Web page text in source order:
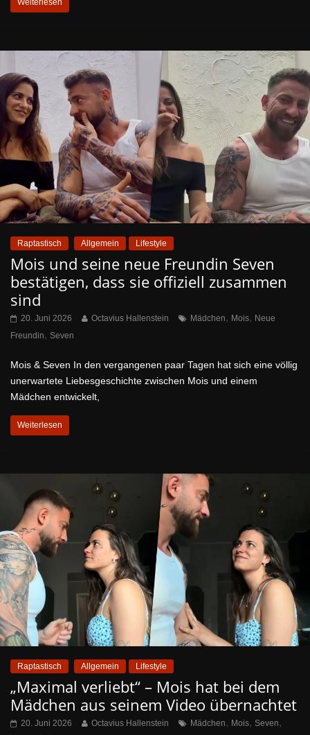
Weiterlesen
Raptastisch Allgemein Lifestyle
Mois und seine neue Freundin Seven
bestätigen, dass sie offiziell zusammen
sind
20. Juni 2026 Octavius Hallenstein Mädchen, Mois, Neue
Freundin, Seven
Mois & Seven In den vergangenen paar Tagen hat sich eine völlig
unerwartete Liebesgeschichte zwischen Mois und einem
Mädchen entwickelt,
Weiterlesen
Raptastisch Allgemein Lifestyle
„Maximal verliebt“ – Mois hat bei dem
Mädchen aus seinem Video übernachtet
20. Juni 2026 Octavius Hallenstein Mädchen, Mois, Seven,